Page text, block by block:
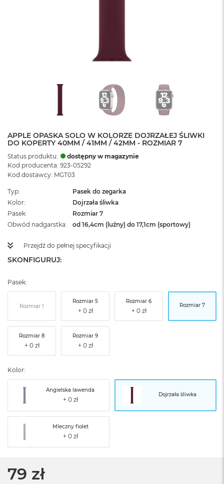
APPLE OPASKA SOLO W KOLORZE DOJRZAŁEJ ŚLIWKI
DO KOPERTY 40MM / 41MM / 42MM - ROZMIAR 7
Status produktu:
dostępny w magazynie
Kod producenta: 923-05292
Kod dostawcy: MGT03
Typ
Pasek do zegarka
Kolor
Dojrzała śliwka
Pasek
Rozmiar 7
Obwód nadgarstka
od 16,4cm (luźny) do 17,1cm (sportowy)
Przejdź do pełnej specyfikacji
SKONFIGURUJ:
Pasek:
Rozmiar 1
Rozmiar 5 Rozmiar 6
Rozmiar 7
Rozmiar 8 Rozmiar 9
Kolor:
Angielska lawenda
Dojrzała śliwka
Mleczny fiolet
79 zł